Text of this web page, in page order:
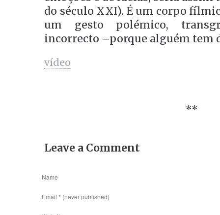
do século XXI). É um corpo
um gesto polémico,
incorrecto –porque alguém tem
vídeo
**
Leave a Comment